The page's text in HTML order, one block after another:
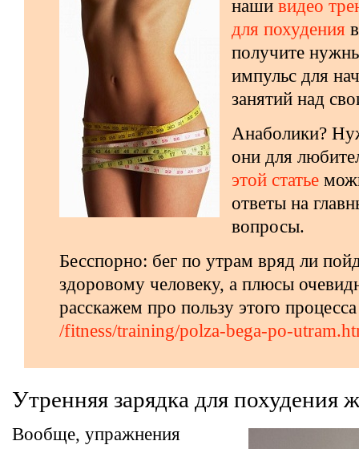
наши видео
для похудения
получите
импульс для
занятий над
Анаболики?
они для
этой статье
ответы на
вопросы.
Бесспорно: бег по утрам вряд ли
здоровому человеку, а плюсы
расскажем про пользу этого процесса
/fitness/training/polza-bega-po-
Утренняя зарядка для похудения
Вообще, упражнения